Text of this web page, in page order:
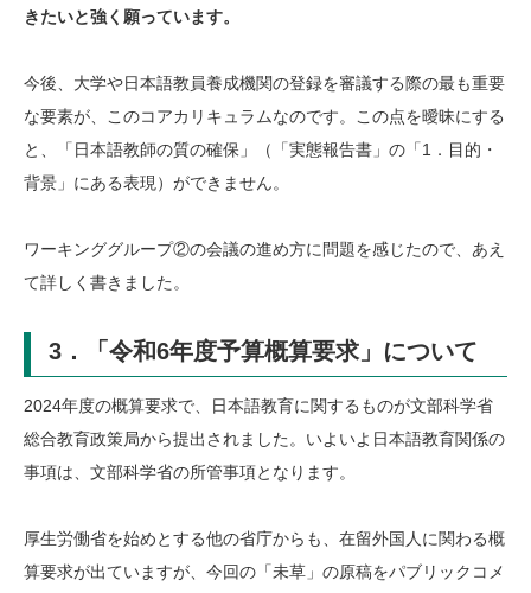
きたいと強く願っています。
今後、大学や日本語教員養成機関の登録を審議する際の最も重要
な要素が、このコアカリキュラムなのです。この点を曖昧にする
と、「日本語教師の質の確保」（「実態報告書」の「1．目的・
背景」にある表現）ができません。
ワーキンググループ②の会議の進め方に問題を感じたので、あえ
て詳しく書きました。
3．「令和6年度予算概算要求」について
2024年度の概算要求で、日本語教育に関するものが文部科学省
総合教育政策局から提出されました。いよいよ日本語教育関係の
事項は、文部科学省の所管事項となります。
厚生労働省を始めとする他の省庁からも、在留外国人に関わる概
算要求が出ていますが、今回の「未草」の原稿をパブリックコメ